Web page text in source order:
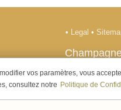
• Legal •
- Alcohol abuse is
vos paramètres, vous
consultez notre
Politique de